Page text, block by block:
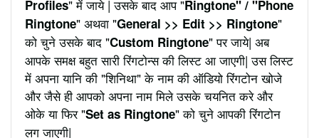
Profiles" में जाये | उसके बाद आप "Ringtone" / "Phone
Ringtone" अथवा "General >> Edit >> Ringtone"
को चुने उसके बाद "Custom Ringtone" पर जाये| अब
आपके समक्ष बहुत सारी रिंगटोन्स की लिस्ट आ जाएगी| उस लिस्ट
में अपना यानि की "शिनिथा" के नाम की ऑडियो रिंगटोन खोजे
और जैसे ही आपको अपना नाम मिले उसके चयनित करे और
ओके या फिर "Set as Ringtone" को चुने आपकी रिंगटोन
लग जाएगी|